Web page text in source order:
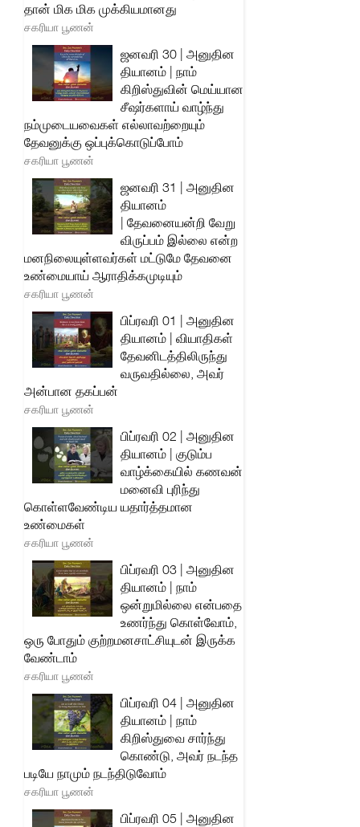
தான் மிக மிக முக்கியமானது
சகரியா பூணன்
ஜனவரி 30 | அனுதின
தியானம் | நாம்
கிறிஸ்துவின் மெய்யான
சீஷர்களாய் வாழ்ந்து
நம்முடையவைகள் எல்லாவற்றையும்
தேவனுக்கு ஒப்புக்கொடுப்போம்
சகரியா பூணன்
ஜனவரி 31 | அனுதின
தியானம்
| தேவனையன்றி வேறு
விருப்பம் இல்லை என்ற
மனநிலையுள்ளவர்கள் மட்டுமே தேவனை
உண்மையாய் ஆராதிக்கமுடியும்
சகரியா பூணன்
பிப்ரவரி 01 | அனுதின
தியானம் | வியாதிகள்
தேவனிடத்திலிருந்து
வருவதில்லை, அவர்
அன்பான தகப்பன்
சகரியா பூணன்
பிப்ரவரி 02 | அனுதின
தியானம் | குடும்ப
வாழ்க்கையில் கணவன்
மனைவி புரிந்து
கொள்ளவேண்டிய யதார்த்தமான
உண்மைகள்
சகரியா பூணன்
பிப்ரவரி 03 | அனுதின
தியானம் | நாம்
ஒன்றுமில்லை என்பதை
உணர்ந்து கொள்வோம்,
ஒரு போதும் குற்றமனசாட்சியுடன் இருக்க
வேண்டாம்
சகரியா பூணன்
பிப்ரவரி 04 | அனுதின
தியானம் | நாம்
கிறிஸ்துவை சார்ந்து
கொண்டு, அவர் நடந்த
படியே நாமும் நடந்திடுவோம்
சகரியா பூணன்
பிப்ரவரி 05 | அனுதின